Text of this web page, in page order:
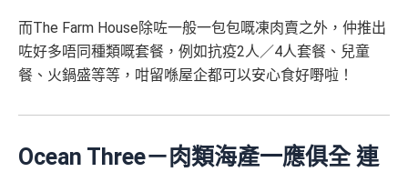
而The Farm House除咗一般一包包嘅凍肉賣之外，仲推出
咗好多唔同種類嘅套餐，例如抗疫2人／4人套餐、兒童
餐、火鍋盛等等，咁留喺屋企都可以安心食好嘢啦！
Ocean Three－肉類海產一應俱全 連